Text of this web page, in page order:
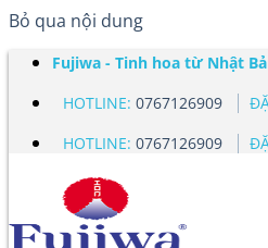
Bỏ qua nội dung
Fujiwa - Tinh hoa từ Nhật
HOTLINE: 0767126909
HOTLINE: 0767126909